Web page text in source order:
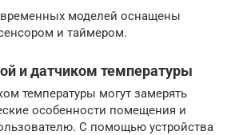
моделей оснащены
и таймером.
и датчиком температуры
температуры могут замерять
особенности помещения и
С помощью устройства